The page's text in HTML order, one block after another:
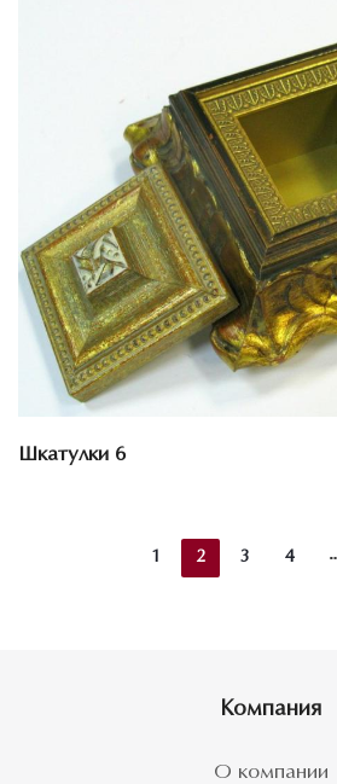
Смотреть проект
Шкатулки 6
1 2 3 4
Компания
О компании